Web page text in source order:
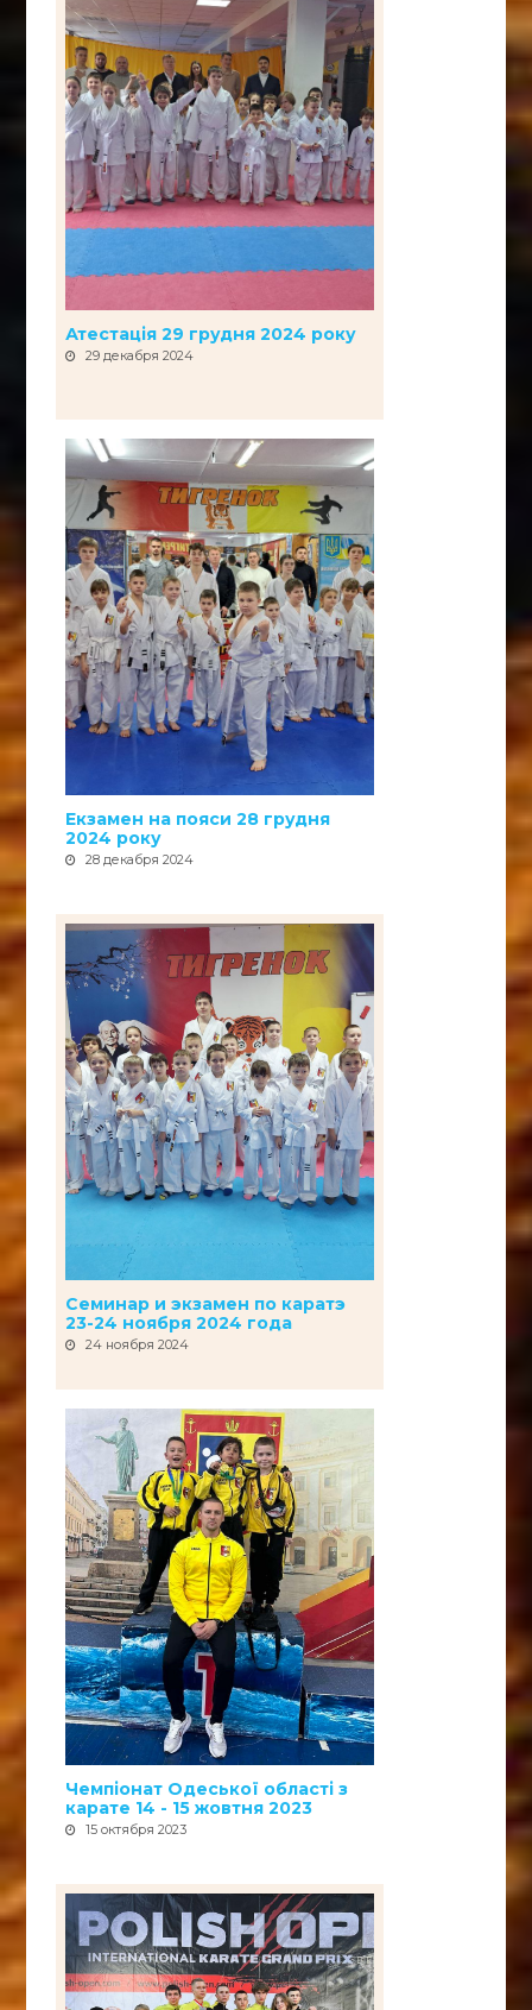
Атестація 29 грудня 2024 року
29 декабря 2024
Екзамен на пояси 28 грудня
2024 року
28 декабря 2024
Семинар и экзамен по каратэ
23-24 ноября 2024 года
24 ноября 2024
Чемпіонат Одеської області з
карате 14 - 15 жовтня 2023
15 октября 2023